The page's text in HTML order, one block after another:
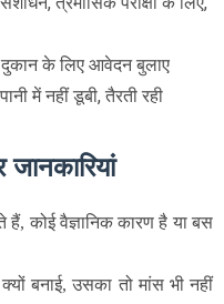
के लिए आवेदन बुलाए
में नहीं डूबी, तैरती रही
जानकारियां
हैं, कोई वैज्ञानिक कारण है या बस
बनाई, उसका तो मांस भी नहीं